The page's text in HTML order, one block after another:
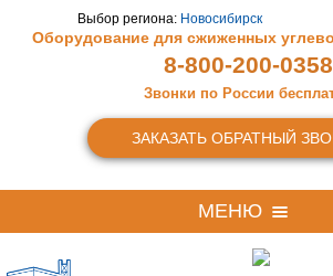
Выбор региона: Новосибирск
Оборудование для сжиженных
8-800-200-0358
Звонки по России
ЗАКАЗАТЬ ОБРАТНЫЙ
МЕНЮ